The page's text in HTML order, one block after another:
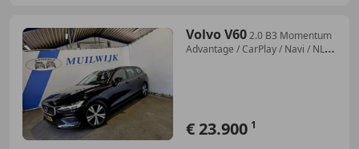
Volvo V602.0 B3 Momentum
Advantage / CarPlay / Navi / NL
€ 23.900 1